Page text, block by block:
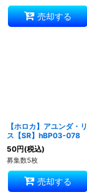
売却する
【ホロカ】アユンダ・リ
ス【SR】hBP03-078
50円(税込)
募集数5枚
売却する